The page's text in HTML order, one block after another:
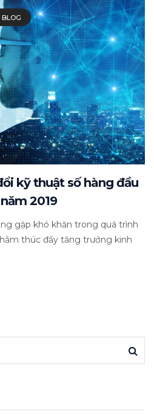
BLOG
kỹ thuật số hàng đầu
2019
gặp khó khăn trong quá trình
thúc đẩy tăng trưởng kinh